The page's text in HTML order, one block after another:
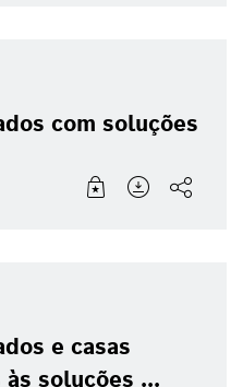
com soluções
e casas
soluções ...